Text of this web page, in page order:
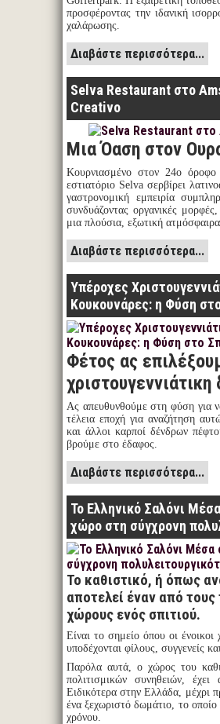
προσφέροντας την ιδανική
χαλάρωσης.
Διαβάστε περισσότερα...
Selva Restaurant στο
Creativo
Μια Όαση στον
Κουρνιασμένο στον 24ο
εστιατόριο Selva σερβίρει
γαστρονομική εμπειρία
συνδυάζοντας οργανικές
μια πλούσια, εξωτική
Διαβάστε περισσότερα...
Υπέροχες
Κουκουνάρες: η Φύση
Φέτος ας
Ας απευθυνθούμε στη φύση για
τέλεια εποχή για αναζήτηση
και άλλοι καρποί δένδρων
βρούμε στο έδαφος.
Διαβάστε περισσότερα...
Το Ελληνικό Σαλόνι
χώρο στη σύγχρονη
Το καθιστικό, ή όπως
αποτελεί έναν από
χώρους ενός σπιτιού.
Είναι το σημείο όπου οι
υποδέχονται φίλους, συγγενείς
Παρόλα αυτά, ο χώρος του
πολιτισμικών συνηθειών,
Ειδικότερα στην Ελλάδα, μέχρι
ένα ξεχωριστό δωμάτιο, το
χρόνου.